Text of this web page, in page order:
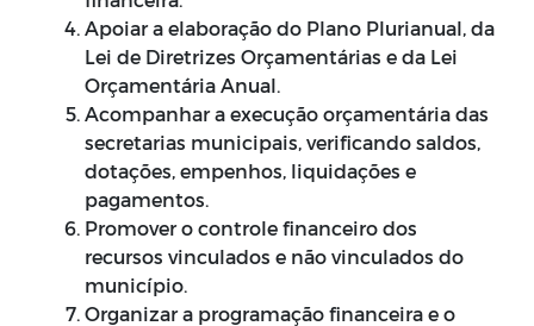
Apoiar a elaboração do Plano Plurianual, da
Lei de Diretrizes Orçamentárias e da Lei
Orçamentária Anual.
Acompanhar a execução orçamentária das
secretarias municipais, verificando saldos,
dotações, empenhos, liquidações e
pagamentos.
Promover o controle financeiro dos
recursos vinculados e não vinculados do
município.
Organizar a programação financeira e o